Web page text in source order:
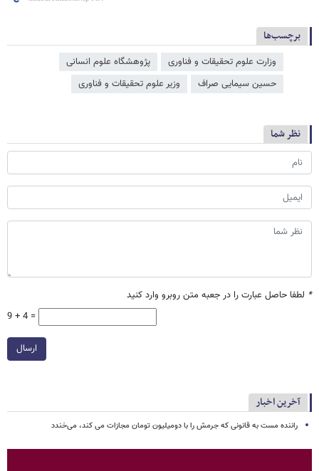
برچسب‌ها
وزارت علوم تحقیقات و فناوری
پژوهشگاه علوم انسانی
حسین سیمایی صراف
وزیر علوم تحقیقات و فناوری
نظر شما
* لطفا حاصل عبارت را در جعبه متن روبرو وارد کنید
9 + 4 =
ارسال
آخرین اخبار
راننده مست به قانونی که جرمش را با دومیلیون تومان مجازات می کند، می‌خندد